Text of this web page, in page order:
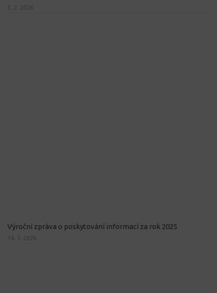
5. 2. 2026
Výroční zpráva o poskytování informací za rok 2025
14. 1. 2026